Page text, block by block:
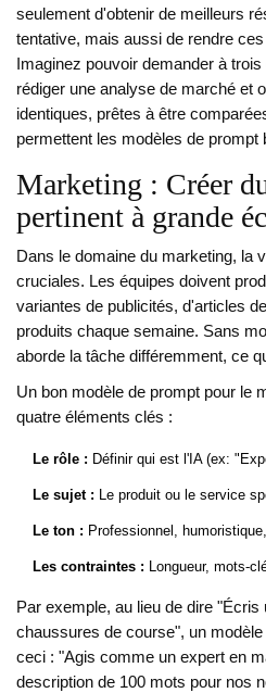
seulement d'obtenir de meilleurs
tentative, mais aussi de rendre
Imaginez pouvoir demander à
rédiger une analyse de marché et
identiques, prêtes à être
permettent les modèles de prompt
Marketing : Créer
pertinent à grande
Dans le domaine du marketing, la
cruciales. Les équipes doivent
variantes de publicités, d'articles
produits chaque semaine. Sans
aborde la tâche différemment, ce
Un bon modèle de prompt pour le
quatre éléments clés :
Le rôle : Définir qui est l'IA (ex:
Le sujet : Le produit ou le service
Le ton : Professionnel,
Les contraintes : Longueur, mots-
Par exemple, au lieu de dire
chaussures de course", un
ceci : "Agis comme un expert en
description de 100 mots pour nos